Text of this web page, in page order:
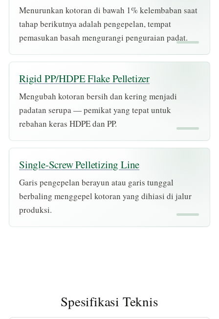
Menurunkan kotoran di bawah 1% kelembaban saat
tahap berikutnya adalah pengepelan, tempat
pemasukan basah mengurangi penguraian padat.
Rigid PP/HDPE Flake Pelletizer
Mengubah kotoran bersih dan kering menjadi
padatan serupa — pemikat yang tepat untuk
rebahan keras HDPE dan PP.
Single-Screw Pelletizing Line
Garis pengepelan berayun atau garis tunggal
berbaling menggepel kotoran yang dihiasi di jalur
produksi.
Spesifikasi Teknis